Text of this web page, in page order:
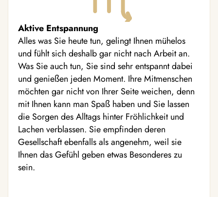
Aktive Entspannung
Alles was Sie heute tun, gelingt Ihnen mühelos
und fühlt sich deshalb gar nicht nach Arbeit an.
Was Sie auch tun, Sie sind sehr entspannt dabei
und genießen jeden Moment. Ihre Mitmenschen
möchten gar nicht von Ihrer Seite weichen, denn
mit Ihnen kann man Spaß haben und Sie lassen
die Sorgen des Alltags hinter Fröhlichkeit und
Lachen verblassen. Sie empfinden deren
Gesellschaft ebenfalls als angenehm, weil sie
Ihnen das Gefühl geben etwas Besonderes zu
sein.